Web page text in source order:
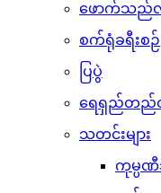
ဖောက်သည်
စက်ရုံခရီးစဉ်
ပြပွဲ
ရေရှည်တည်
သတင်းများ
ကုမ္ပ